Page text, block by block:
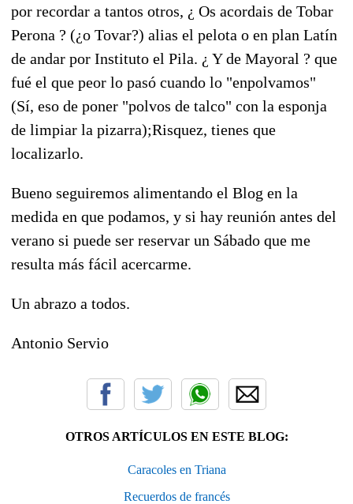
por recordar a tantos otros, ¿ Os acordais de Tobar
Perona ? (¿o Tovar?) alias el pelota o en plan Latín
de andar por Instituto el Pila. ¿ Y de Mayoral ? que
fué el que peor lo pasó cuando lo "enpolvamos"
(Sí, eso de poner "polvos de talco" con la esponja
de limpiar la pizarra);Risquez, tienes que
localizarlo.
Bueno seguiremos alimentando el Blog en la
medida en que podamos, y si hay reunión antes del
verano si puede ser reservar un Sábado que me
resulta más fácil acercarme.
Un abrazo a todos.
Antonio Servio
OTROS ARTÍCULOS EN ESTE BLOG:
Caracoles en Triana
Recuerdos de francés